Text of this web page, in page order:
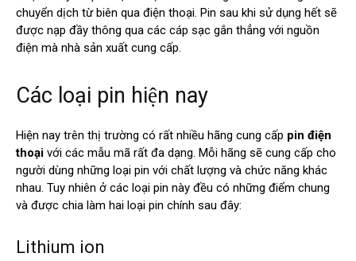
chuyển dịch từ biên qua điện thoại. Pin sau khi sử dụng hết sẽ
được nạp đầy thông qua các cáp sạc gắn thẳng với nguồn
điện mà nhà sản xuất cung cấp.
Các loại pin hiện nay
Hiện nay trên thị trường có rất nhiều hãng cung cấp pin điện
thoại với các mẫu mã rất đa dạng. Mỗi hãng sẽ cung cấp cho
người dùng những loại pin với chất lượng và chức năng khác
nhau. Tuy nhiên ở các loại pin này đều có những điểm chung
và được chia làm hai loại pin chính sau đây:
Lithium ion